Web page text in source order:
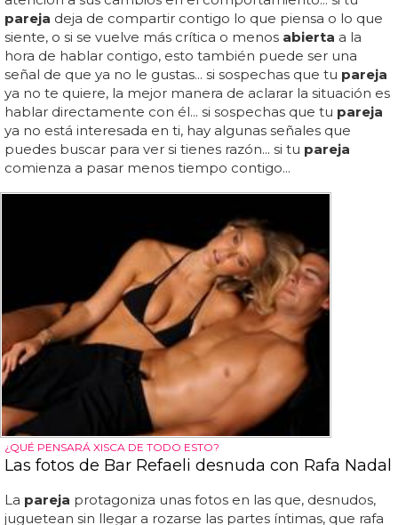
pareja deja de compartir contigo lo que piensa o lo que
siente, o si se vuelve más crítica o menos abierta a la
hora de hablar contigo, esto también puede ser una
señal de que ya no le gustas... si sospechas que tu pareja
ya no te quiere, la mejor manera de aclarar la situación es
hablar directamente con él... si sospechas que tu pareja
ya no está interesada en ti, hay algunas señales que
puedes buscar para ver si tienes razón... si tu pareja
comienza a pasar menos tiempo contigo...
¿QUÉ PENSARÁ XISCA DE TODO ESTO?
Las fotos de Bar Refaeli desnuda con Rafa Nadal
La pareja protagoniza unas fotos en las que, desnudos,
juguetean sin llegar a rozarse las partes íntimas, que rafa